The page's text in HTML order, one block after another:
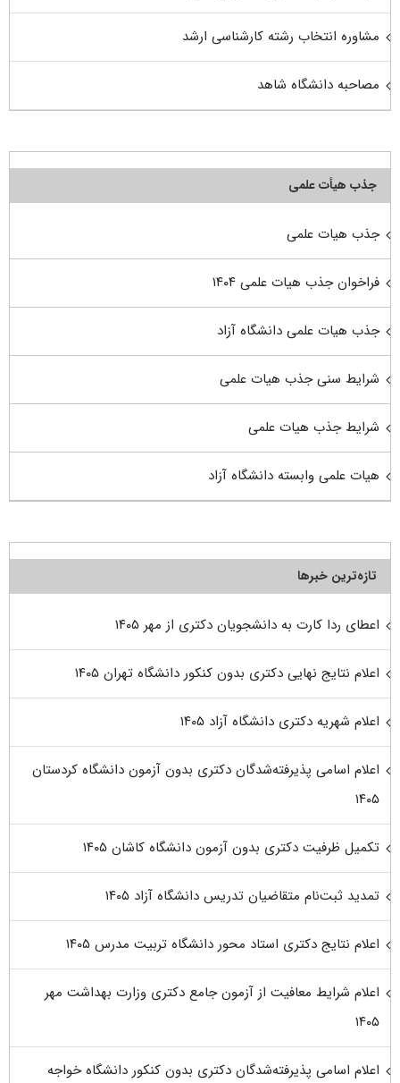
مشاوره انتخاب رشته کارشناسی ارشد
مصاحبه دانشگاه شاهد
جذب هیأت علمی
جذب هیات علمی
فراخوان جذب هیات علمی ۱۴۰۴
جذب هیات علمی دانشگاه آزاد
شرایط سنی جذب هیات علمی
شرایط جذب هیات علمی
هیات علمی وابسته دانشگاه آزاد
تازه‌ترین خبرها
اعطای ردا کارت به دانشجویان دکتری از مهر ۱۴۰۵
اعلام نتایج نهایی دکتری بدون کنکور دانشگاه تهران ۱۴۰۵
اعلام شهریه دکتری دانشگاه آزاد ۱۴۰۵
اعلام اسامی پذیرفته‌شدگان دکتری بدون آزمون دانشگاه کردستان
۱۴۰۵
تکمیل ظرفیت دکتری بدون آزمون دانشگاه کاشان ۱۴۰۵
تمدید ثبت‌نام متقاضیان تدریس دانشگاه آزاد ۱۴۰۵
اعلام نتایج دکتری استاد محور دانشگاه تربیت مدرس ۱۴۰۵
اعلام شرایط معافیت از آزمون جامع دکتری وزارت بهداشت مهر
۱۴۰۵
اعلام اسامی پذیرفته‌شدگان دکتری بدون کنکور دانشگاه خواجه